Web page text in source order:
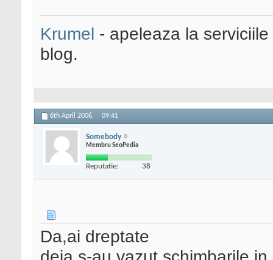
Krumel - apeleaza la
blog.
6th April 2006, 09:41
Somebody
Membru SeoPedia
Reputatie: 38
Da,ai dreptate